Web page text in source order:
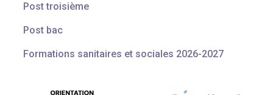
Post troisième
Post bac
Formations sanitaires et sociales 2026-2027